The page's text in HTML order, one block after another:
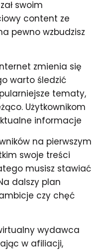
swoim
content ze
pewno wzbudzisz
zmienia się
warto śledzić
tematy,
Użytkownikom
informacje
na pierwszym
swoje treści
musisz stawiać
dalszy plan
czy chęć
wydawca
w afiliacji,